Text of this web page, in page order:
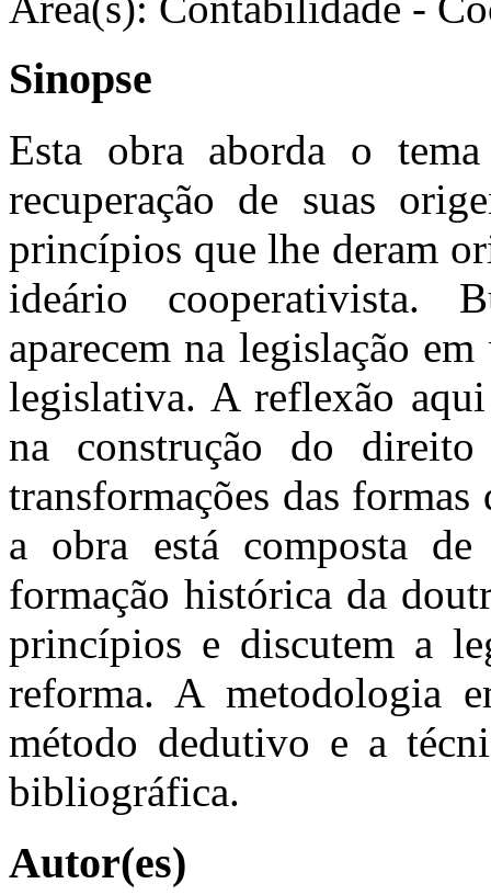
Sinopse
Esta obra aborda o
recuperação de suas
princípios que lhe deram
ideário cooperativista.
aparecem na legislação
legislativa. A reflexão
na construção do
transformações das
a obra está composta
formação histórica da
princípios e discutem a
reforma. A metodologia
método dedutivo e a
bibliográfica.
Autor(es)